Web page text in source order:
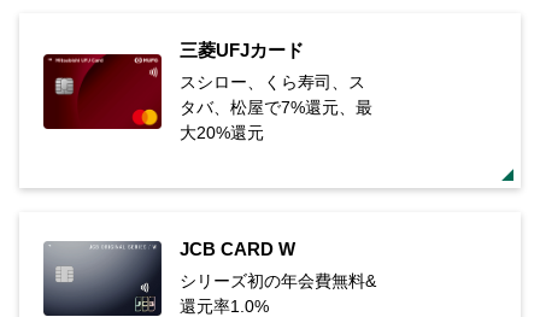
三菱UFJカード
スシロー、くら寿司、ス
タバ、松屋で7%還元、最
大20%還元
JCB CARD W
シリーズ初の年会費無料&
還元率1.0%